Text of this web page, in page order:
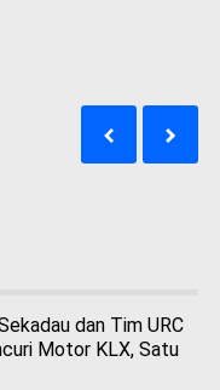
dan Tim URC
Motor KLX, Satu